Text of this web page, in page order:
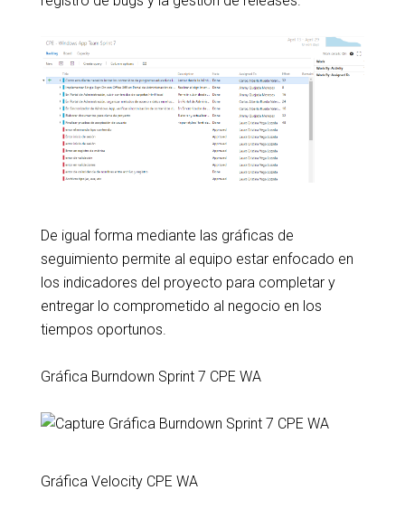
De igual forma mediante las gráficas de
seguimiento permite al equipo estar enfocado en
los indicadores del proyecto para completar y
entregar lo comprometido al negocio en los
tiempos oportunos.
Gráfica Burndown Sprint 7 CPE WA
Gráfica Velocity CPE WA